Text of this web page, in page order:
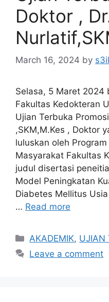
Doktor ,
March 16, 2024 by
Selasa, 5 Maret
Fakultas Kedokteran
Ujian Terbuka
,SKM,M.Kes , Doktor
luluskan oleh
Masyarakat Fakultas
judul disertasi
Model Peningkatan
Diabetes Mellitus
… Read more
Categories
AKADEMIK, UJIAN
Leave a comment